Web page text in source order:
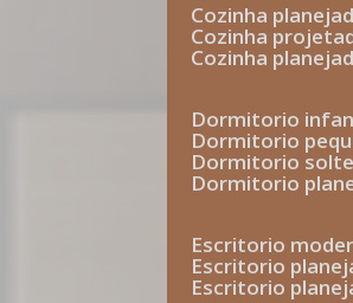
cozinha
cozinha
cozinha
dormitorio
dormitorio
dormitorio
dormitorio
escritorio
escritorio
escritorio